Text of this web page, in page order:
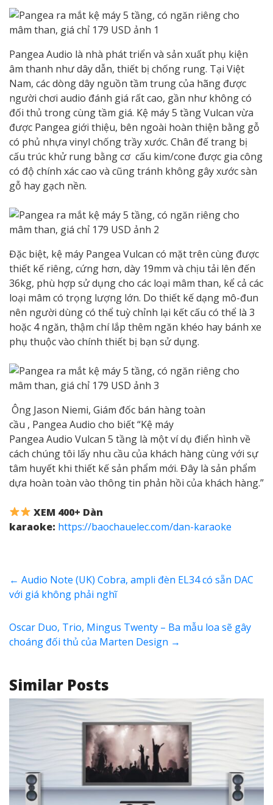
Pangea Audio là nhà phát triển và sản xuất phụ kiện
âm thanh như dây dẫn, thiết bị chống rung. Tại Việt
Nam, các dòng dây nguồn tầm trung của hãng được
người chơi audio đánh giá rất cao, gần như không có
đối thủ trong cùng tầm giá. Kệ máy 5 tầng Vulcan vừa
được Pangea giới thiệu, bên ngoài hoàn thiện bằng gỗ
có phủ nhựa vinyl chống trầy xước. Chân đế trang bị
cấu trúc khử rung bằng cơ cấu kim/cone được gia công
có độ chính xác cao và cũng tránh không gây xước sàn
gỗ hay gạch nền.
Đặc biệt, kệ máy Pangea Vulcan có mặt trên cùng được
thiết kế riêng, cứng hơn, dày 19mm và chịu tải lên đến
36kg, phù hợp sử dụng cho các loại mâm than, kể cả các
loại mâm có trọng lượng lớn. Do thiết kế dạng mô-đun
nên người dùng có thể tuỳ chỉnh lại kết cấu có thể là 3
hoặc 4 ngăn, thậm chí lắp thêm ngăn khéo hay bánh xe
phụ thuộc vào chính thiết bị bạn sử dụng.
Ông Jason Niemi, Giám đốc bán hàng toàn
cầu , Pangea Audio cho biết “Kệ máy
Pangea Audio Vulcan 5 tầng là một ví dụ điển hình về
cách chúng tôi lấy nhu cầu của khách hàng cùng với sự
tâm huyết khi thiết kế sản phẩm mới. Đây là sản phẩm
dựa hoàn toàn vào thông tin phản hồi của khách hàng.”
XEM 400+ Dàn
karaoke: https://baochauelec.com/dan-karaoke
← Audio Note (UK) Cobra, ampli đèn EL34 có sẵn DAC
với giá không phải nghĩ
Oscar Duo, Trio, Mingus Twenty – Ba mẫu loa sẽ gây
choáng đối thủ của Marten Design →
Similar Posts